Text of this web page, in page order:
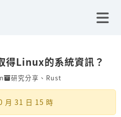
得Linux的系統資訊？
研究分享 、 Rust
月 31 日 15 時